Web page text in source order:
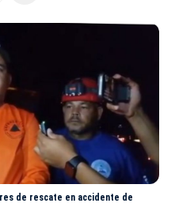
de rescate en accidente de